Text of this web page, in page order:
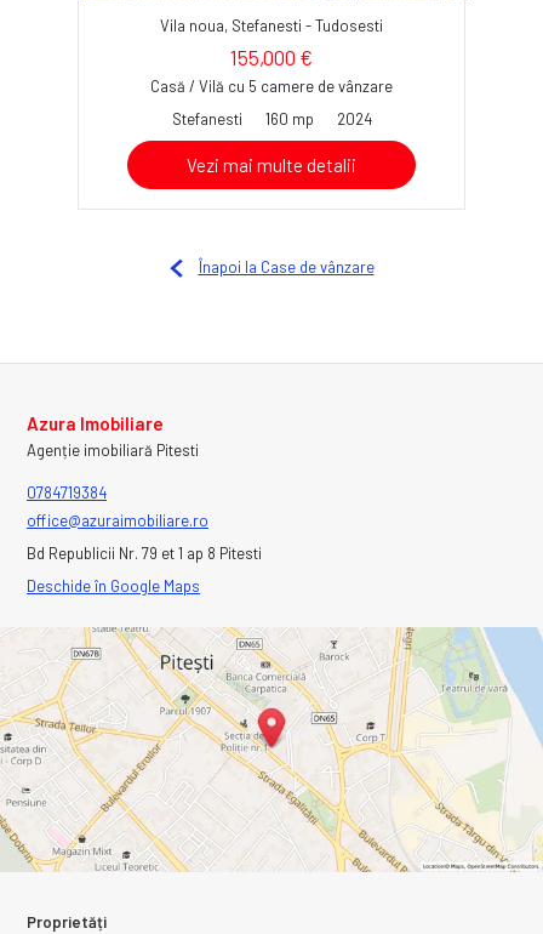
Vila noua, Stefanesti - Tudosesti
155,000 €
Casă / Vilă cu 5 camere de vânzare
Stefanesti
160 mp 2024
Vezi mai multe detalii
Înapoi la Case de vânzare
Azura Imobiliare
Agenție imobiliară Pitesti
0784719384
office@azuraimobiliare.ro
Bd Republicii Nr. 79 et 1 ap 8 Pitesti
Deschide în Google Maps
Proprietăți